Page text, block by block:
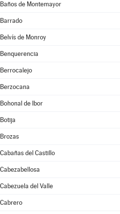
Baños de Montemayor
Barrado
Belvís de Monroy
Benquerencia
Berrocalejo
Berzocana
Bohonal de Ibor
Botija
Brozas
Cabañas del Castillo
Cabezabellosa
Cabezuela del Valle
Cabrero